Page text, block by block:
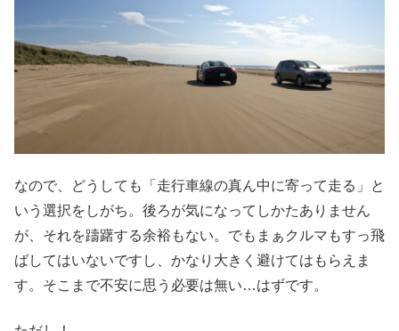
なので、どうしても「走行車線の真ん中に寄って走る」と
いう選択をしがち。後ろが気になってしかたありません
が、それを躊躇する余裕もない。でもまぁクルマもすっ飛
ばしてはいないですし、かなり大きく避けてはもらえま
す。そこまで不安に思う必要は無い…はずです。